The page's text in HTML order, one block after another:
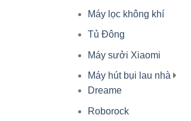
Máy lọc không khí
Tủ Đông
Máy sưởi Xiaomi
Máy hút bụi lau nhà
Dreame
Roborock